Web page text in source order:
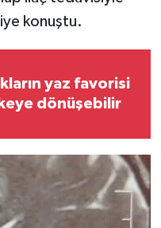
konuştu.
yaz favorisi
dönüşebilir